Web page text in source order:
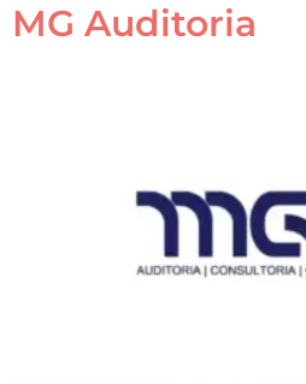
MG Auditoria